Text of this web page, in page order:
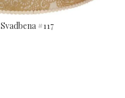
Svadbena #117